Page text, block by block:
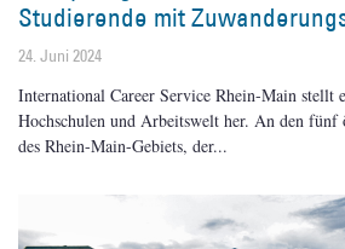
Studierende mit
24. Juni 2024
International Career Service Rhein-Main stellt
Hochschulen und Arbeitswelt her. An den fünf
des Rhein-Main-Gebiets, der